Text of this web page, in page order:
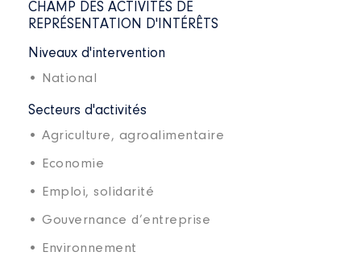
CHAMP DES ACTIVITÉS DE
REPRÉSENTATION D'INTÉRÊTS
Niveaux d'intervention
• National
Secteurs d'activités
• Agriculture, agroalimentaire
• Economie
• Emploi, solidarité
• Gouvernance d’entreprise
• Environnement